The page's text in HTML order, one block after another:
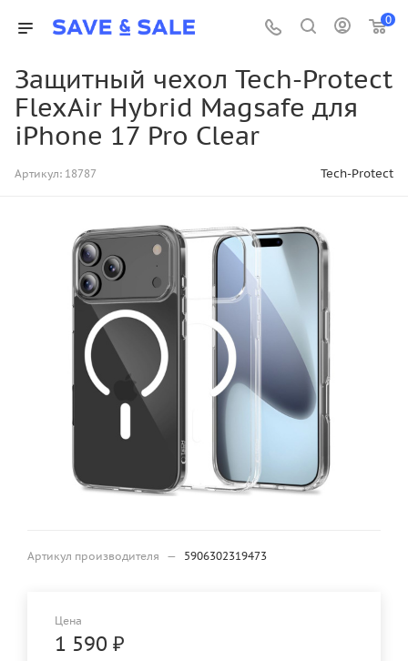
0
Защитный чехол Tech-Protect
FlexAir Hybrid Magsafe для
iPhone 17 Pro Clear
Артикул: 18787 Tech-Protect
Артикул производителя — 5906302319473
Цена
1 590 ₽